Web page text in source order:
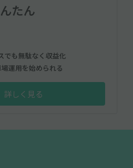
たん
でも無駄なく収益化
運用を始められる
詳しく見る